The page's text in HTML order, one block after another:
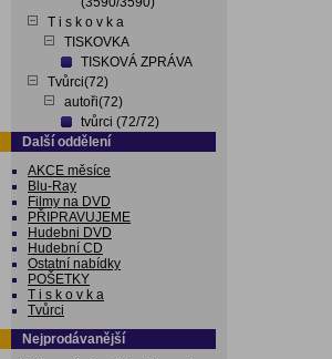
T i s k o v k a
TISKOVKA
TISKOVÁ ZPRÁVA
Tvůrci(72)
autoři(72)
tvůrci (72/72)
Další oddělení
AKCE měsíce
Blu-Ray
Filmy na DVD
PŘIPRAVUJEME
Hudebni DVD
Hudební CD
Ostatní nabídky
POŠETKY
T i s k o v k a
Tvůrci
Nejprodávanější